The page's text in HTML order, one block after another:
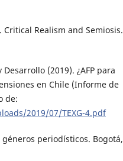
Critical Realism and Semiosis.
(2019). ¿AFP para
en Chile (Informe de
de:
2019/07/TEXG-4.pdf
periodísticos. Bogotá,